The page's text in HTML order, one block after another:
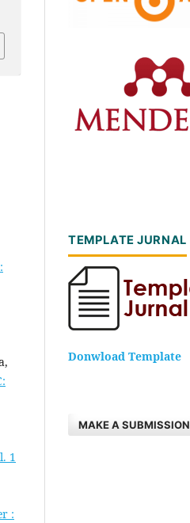
1
:
TEMPLATE JURNAL
Donwload Template
MAKE A SUBMISSION